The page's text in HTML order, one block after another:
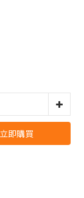
立即購買